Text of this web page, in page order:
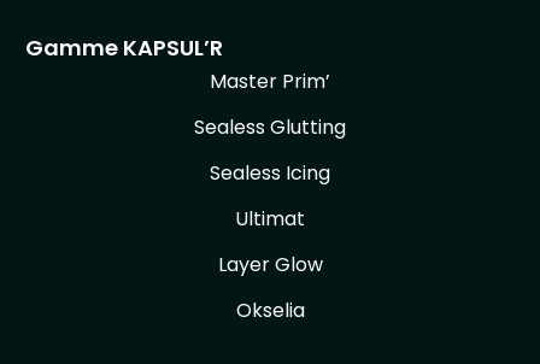
Gamme KAPSUL’R
Master Prim’
Sealess Glutting
Sealess Icing
Ultimat
Layer Glow
Okselia